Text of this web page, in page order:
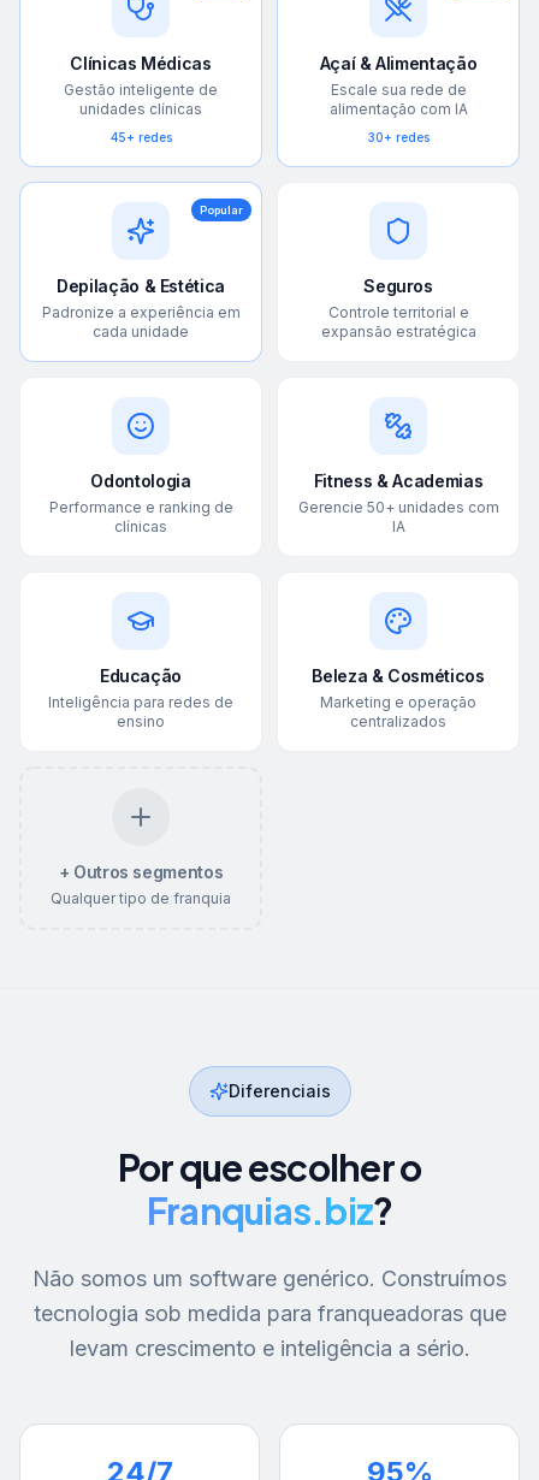
Clínicas Médicas
Gestão inteligente de
unidades clínicas
45+ redes
Açaí & Alimentação
Escale sua rede de
alimentação com IA
30+ redes
Popular
Depilação & Estética
Padronize a experiência em
cada unidade
Seguros
Controle territorial e
expansão estratégica
Odontologia
Performance e ranking de
clínicas
Fitness & Academias
Gerencie 50+ unidades com
IA
Educação
Inteligência para redes de
ensino
Beleza & Cosméticos
Marketing e operação
centralizados
+ Outros segmentos
Qualquer tipo de franquia
Diferenciais
Por que escolher o
Franquias.biz?
Não somos um software genérico. Construímos
tecnologia sob medida para franqueadoras que
levam crescimento e inteligência a sério.
24/7 95%